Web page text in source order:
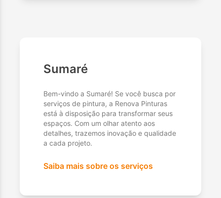
Sumaré
Bem-vindo a Sumaré! Se você busca por
serviços de pintura, a Renova Pinturas
está à disposição para transformar seus
espaços. Com um olhar atento aos
detalhes, trazemos inovação e qualidade
a cada projeto.
Saiba mais sobre os serviços